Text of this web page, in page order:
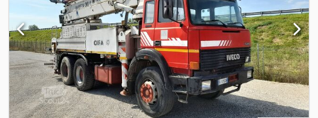
= Św. przeciwmgielne Belka podjazdowa Blenda Informacje
dodatkowe Betonomieszarka EUROMIX 10m3 ZADBANA GOTOWA
DO PRACY! MASZ PYTANIA? ZADZWOŃ! tel. Cjdsynf Emspfx Apbsrf
= Więcej informacji = Obszar zastosowania: Budownictwo
Zastosowany materiał: Beton Oś 1: Rozmiar opon: 5/65 R22.5;
Zawieszenie: zawieszenie piórowe Oś 2: Rozmiar opon: 5/65 R22.5;
Zawieszenie: zawieszenie piórowe Własna masa pojazdu: 14.600
kg Ładowność: 19. kg Dopuszczalna masa całkowita (dmc.): 34.000